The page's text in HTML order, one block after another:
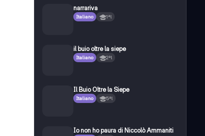
narrariva
Italiano 1ªl
il buio oltre la siepe
Italiano 2ªl
Il Buio Oltre la Siepe
Italiano 5ªl
Io non ho paura di Niccolò Ammaniti